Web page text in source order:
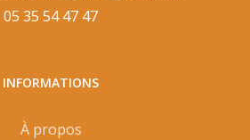
05 35 54 47 47
INFORMATIONS
À propos